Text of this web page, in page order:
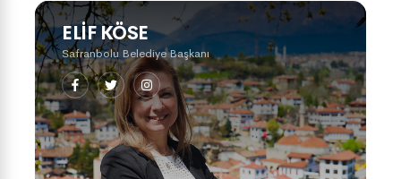
ELIF KÖSE
Safranbolu Belediye Başkanı